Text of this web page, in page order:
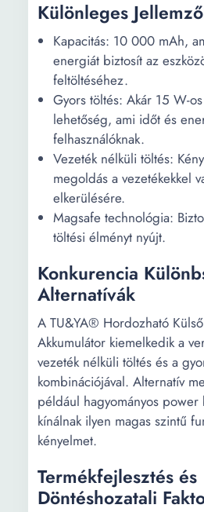
Különleges
Kapacitás: 10 000 mAh,
energiát biztosít az
feltöltéséhez.
Gyors töltés: Akár 15 W-
lehetőség, ami időt és
felhasználóknak.
Vezeték nélküli töltés:
megoldás a vezetékekkel
elkerülésére.
Magsafe technológia:
töltési élményt nyújt.
Konkurencia
Alternatívák
A TU&YA® Hordozható
Akkumulátor kiemelkedik a
vezeték nélküli töltés és a
kombinációjával. Alternatív
például hagyományos power
kínálnak ilyen magas szintű
kényelmet.
Termékfejlesztés és
Döntéshozatali